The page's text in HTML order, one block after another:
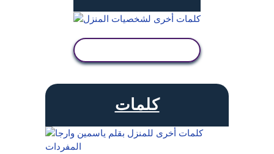
كلمات